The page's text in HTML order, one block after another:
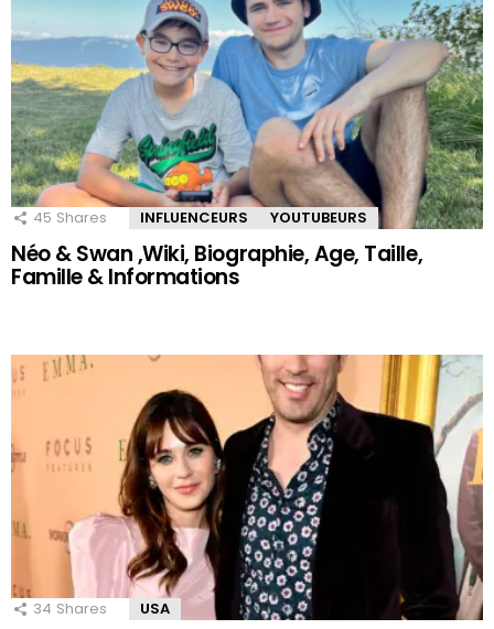
45 Shares INFLUENCEURS YOUTUBEURS
Néo & Swan ,Wiki, Biographie, Age, Taille,
Famille & Informations
34 Shares USA